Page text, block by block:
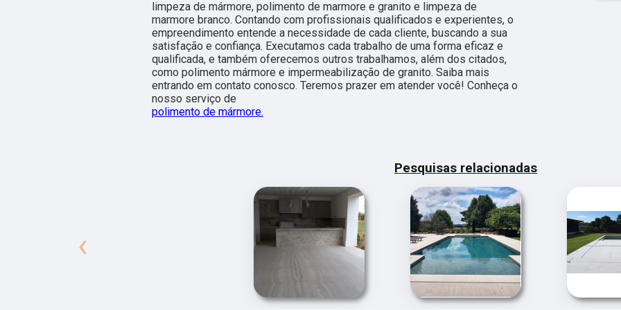
limpeza de mármore, polimento de marmore e granito e limpeza de
marmore branco. Contando com profissionais qualificados e experientes, o
empreendimento entende a necessidade de cada cliente, buscando a sua
satisfação e confiança. Executamos cada trabalho de uma forma eficaz e
qualificada, e também oferecemos outros trabalhamos, além dos citados,
como polimento mármore e impermeabilização de granito. Saiba mais
entrando em contato conosco. Teremos prazer em atender você! Conheça o
nosso serviço de
polimento de mármore.
Pesquisas relacionadas
‹